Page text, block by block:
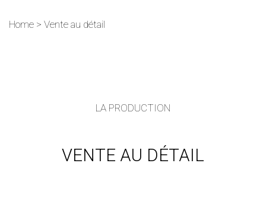
Home > Vente au détail
LA PRODUCTION
VENTE AU DÉTAIL